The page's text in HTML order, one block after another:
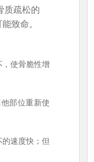
质疏松的
致命。
使骨脆性增
部位重新使
速度快；但